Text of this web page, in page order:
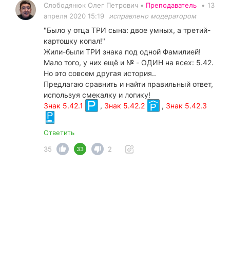
Слободянюк Олег Петрович • Преподаватель • 13
апреля 2020 15:19
исправлено модератором
"Было у отца ТРИ сына: двое умных, а третий-
картошку копал!"
Жили-были ТРИ знака под одной Фамилией!
Мало того, у них ещё и № - ОДИН на всех: 5.42.
Но это совсем другая история..
Предлагаю сравнить и найти правильный ответ,
используя смекалку и логику!
Знак 5.42.1
, Знак 5.42.2 , Знак 5.42.3
Ответить
35
33 2